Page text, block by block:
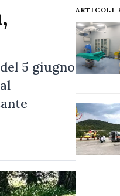
5 giugno
ARTICOLI